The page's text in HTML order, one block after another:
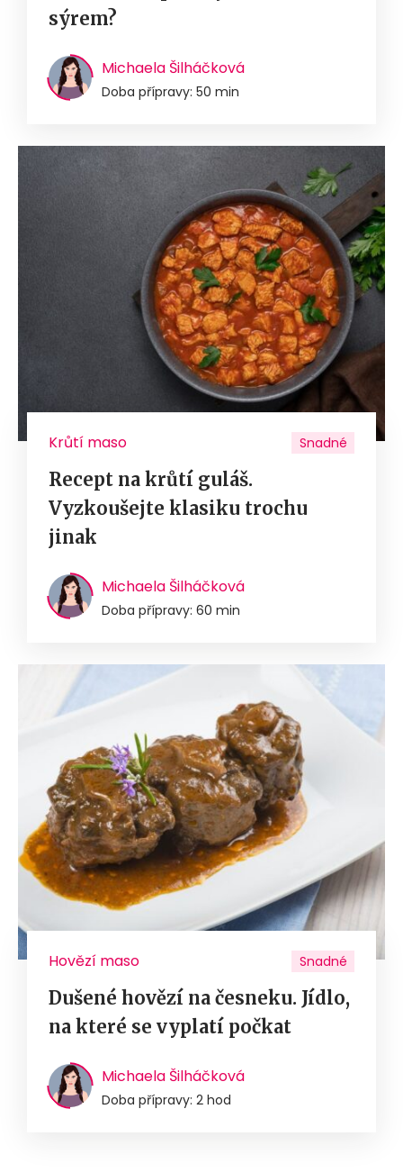
sýrem?
Michaela Šilháčková
Doba přípravy: 50 min
Krůtí maso Snadné
Recept na krůtí guláš.
Vyzkoušejte klasiku trochu
jinak
Michaela Šilháčková
Doba přípravy: 60 min
Hovězí maso Snadné
Dušené hovězí na česneku. Jídlo,
na které se vyplatí počkat
Michaela Šilháčková
Doba přípravy: 2 hod